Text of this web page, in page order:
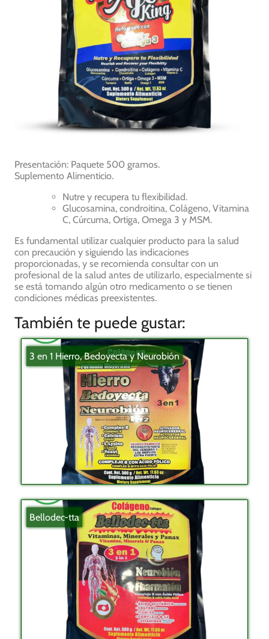
Presentación: Paquete 500 gramos.
Suplemento Alimenticio.
Nutre y recupera tu flexibilidad.
Glucosamina, condroitina, Colágeno, Vitamina
C, Cúrcuma, Ortiga, Omega 3 y MSM.
Es fundamental utilizar cualquier producto para la salud
con precaución y siguiendo las indicaciones
proporcionadas, y se recomienda consultar con un
profesional de la salud antes de utilizarlo, especialmente si
se está tomando algún otro medicamento o se tienen
condiciones médicas preexistentes.
También te puede gustar:
3 en 1 Hierro, Bedoyecta y Neurobión
Bellodec-tta